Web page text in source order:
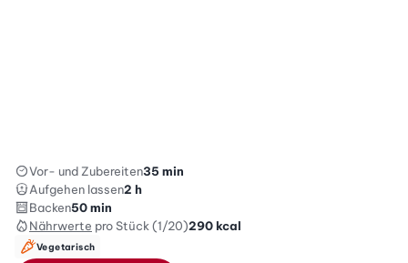
Vor- und Zubereiten35 min
Aufgehen lassen2 h
Backen50 min
Nährwerte pro Stück (1/20)290kcal
Vegetarisch